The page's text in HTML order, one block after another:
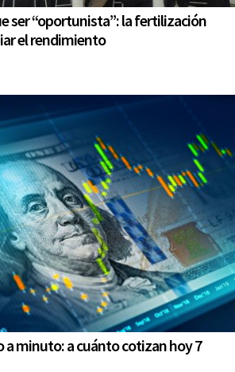
ser “oportunista”: la fertilización
el rendimiento
a minuto: a cuánto cotizan hoy 7